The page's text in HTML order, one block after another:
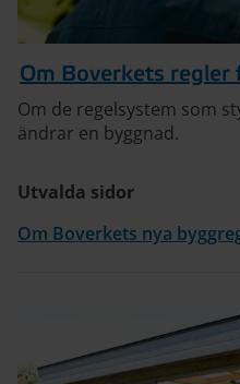
Om Boverkets regler
Om de regelsystem som
ändrar en byggnad.
Utvalda sidor
Om Boverkets nya